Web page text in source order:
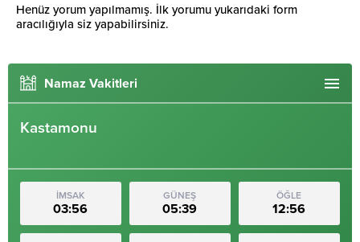
Henüz yorum yapılmamış. İlk yorumu yukarıdaki form
aracılığıyla siz yapabilirsiniz.
Namaz Vakitleri
Kastamonu
İMSAK
03:56
GÜNEŞ
05:39
ÖĞLE
12:56